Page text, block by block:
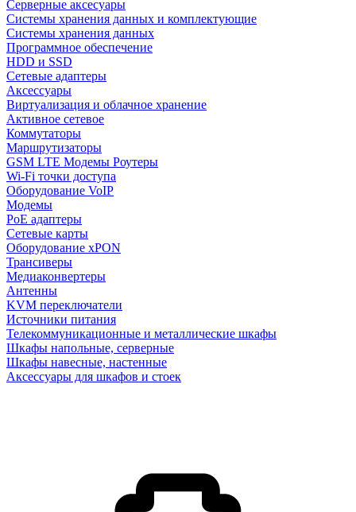
Серверные аксесуары
Системы хранения данных и комплектующие
Системы хранения данных
Программное обеспечение
HDD и SSD
Сетевые адаптеры
Аксессуары
Виртуализация и облачное хранение
Активное сетевое
Коммутаторы
Маршрутизаторы
GSM LTE Модемы Роутеры
Wi-Fi точки доступа
Оборудование VoIP
Модемы
PoE адаптеры
Сетевые карты
Оборудование xPON
Трансиверы
Медиаконвертеры
Антенны
KVM переключатели
Источники питания
Телекоммуникационные и металлические шкафы
Шкафы напольные, серверные
Шкафы навесные, настенные
Аксессуары для шкафов и стоек